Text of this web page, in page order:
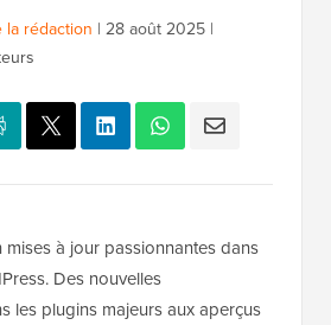
rédaction | 28 août 2025 |
à jour passionnantes dans
Des nouvelles
les plugins majeurs aux aperçus